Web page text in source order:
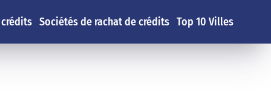
Sociétés de rachat de crédits Top 10 Villes